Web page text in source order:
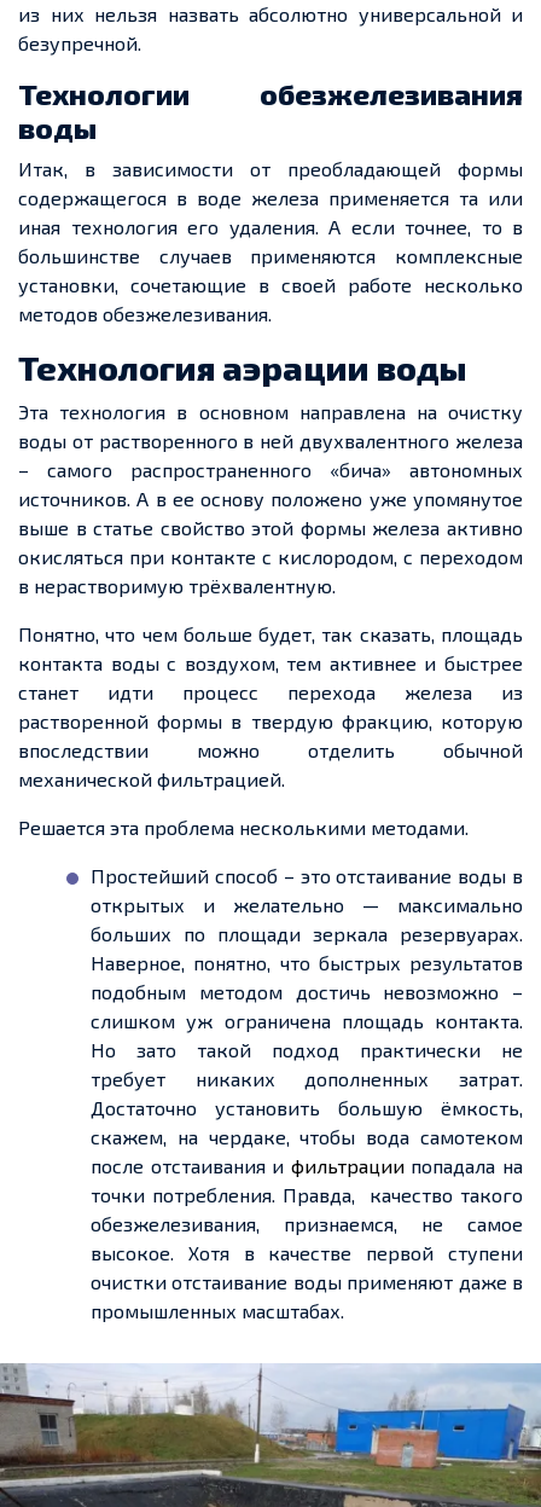
из них нельзя назвать абсолютно универсальной и
безупречной.
Технологии обезжелезивания
воды
Итак, в зависимости от преобладающей формы
содержащегося в воде железа применяется та или
иная технология его удаления. А если точнее, то в
большинстве случаев применяются комплексные
установки, сочетающие в своей работе несколько
методов обезжелезивания.
Технология аэрации воды
Эта технология в основном направлена на очистку
воды от растворенного в ней двухвалентного железа
– самого распространенного «бича» автономных
источников. А в ее основу положено уже упомянутое
выше в статье свойство этой формы железа активно
окисляться при контакте с кислородом, с переходом
в нерастворимую трёхвалентную.
Понятно, что чем больше будет, так сказать, площадь
контакта воды с воздухом, тем активнее и быстрее
станет идти процесс перехода железа из
растворенной формы в твердую фракцию, которую
впоследствии можно отделить обычной
механической фильтрацией.
Решается эта проблема несколькими методами.
Простейший способ – это отстаивание воды в
открытых и желательно — максимально
больших по площади зеркала резервуарах.
Наверное, понятно, что быстрых результатов
подобным методом достичь невозможно –
слишком уж ограничена площадь контакта.
Но зато такой подход практически не
требует никаких дополненных затрат.
Достаточно установить большую ёмкость,
скажем, на чердаке, чтобы вода самотеком
после отстаивания и фильтрациипопадала на
точки потребления. Правда, качество такого
обезжелезивания, признаемся, не самое
высокое. Хотя в качестве первой ступени
очистки отстаивание воды применяют даже в
промышленных масштабах.